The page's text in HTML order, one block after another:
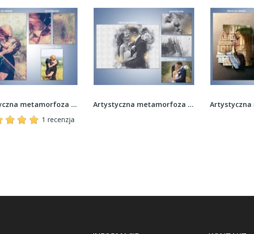
Artystyczna metamorfoza zdjęcia - Retro style
1 recenzja
Artystyczna metamorfoza zdjęcia - Grunge